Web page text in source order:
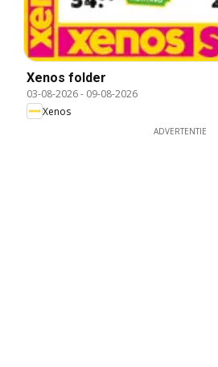
Xenos folder
03-08-2026- 09-08-2026
Xenos
ADVERTENTIE